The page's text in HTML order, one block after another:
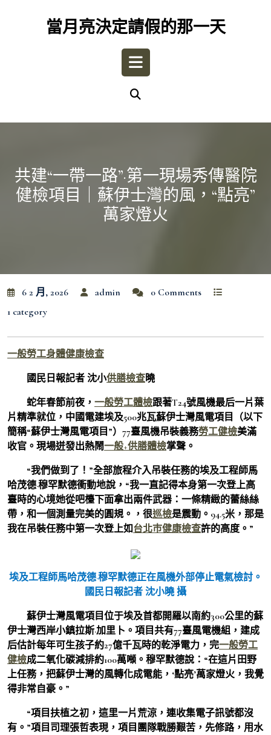
當月亮決定請假的那一天
Open
共建“一帶一路”·第一現場秀傳醫院
健檢項目｜蘇伊士灣的風，“點亮”
萬家燈火
6 2 月, 2026 admin
0 Comments
1 category
一般勞工身體健康檢查
國民日報記者 沈小供膳檢查曉
蛇年春節前夜， 一般勞工體檢跟著T24號風機最后一片葉
片精準就位，中國電建埃及500兆瓦蘇伊士灣風電項目（以下
簡稱“蘇伊士灣風電項目”）77臺風機吊裝義務勞工健檢美滿
收官。現場迸發出熱鬧一般+供膳體檢掌聲。
“我們做到了！”全部旅程介入吊裝任務的埃及工程師馬
哈茂德·穆罕默德衝動地說，“我一直記得本身第一次登上高
臺時的心境她從吧檯下面拿出兩件武器：一條精緻的蕾絲絲
帶，和一個測量完美的圓規。，很巡檢是震動。94.5米，那是
我在吊裝任務中第一次登上如台北巿健康檢查許的高度。”
埃及工程師馬哈茂德·穆罕默德正在風機外部停止電氣檢討。
國民日報記者 沈小曉 攝
蘇伊士灣風電項目位于埃及首都開羅以南約300公里的蘇
伊士灣西岸小鎮拉斯·加里卜。項目共有77臺風電機組，建成
后估計每年可生孩子約27億千瓦時的乾淨電力，完一般勞工
健檢成二氧化碳減排約100萬噸。穆罕默德說：“在這片田野
上任務，把蘇伊士灣的風轉化成電能，‘點亮’萬家燈火，我覺
得非常自豪。”
“項目扶植之初，這里一片荒涼，連收集電子訊號都沒
有。”項目司理張哲表現，項目團隊戰勝艱苦，先修路，用水